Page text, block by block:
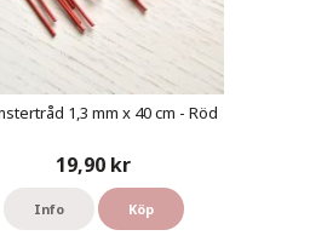
1,3 mm x 40 cm - Röd
19,90 kr
Info Köp